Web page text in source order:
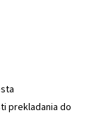
prekladania do